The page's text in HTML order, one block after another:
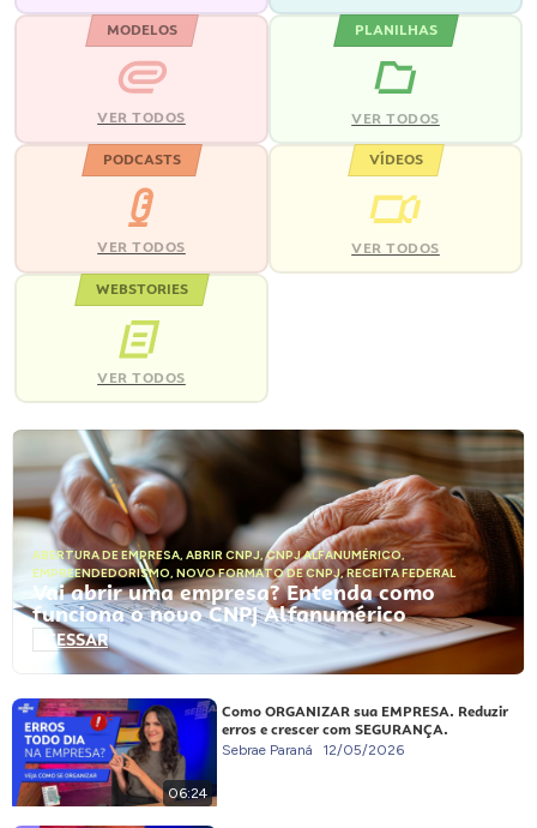
MODELOS
VER TODOS
PLANILHAS
VER TODOS
PODCASTS
VER TODOS
VÍDEOS
VER TODOS
WEBSTORIES
VER TODOS
ABERTURA DE EMPRESA, ABRIR CNPJ,CNPJ ALFANUMÉRICO,
EMPREENDEDORISMO, NOVO FORMATO DE CNPJ,RECEITA FEDERAL
Vai abrir uma empresa? Entenda como
funciona o novo CNPJ Alfanumérico
ACESSAR
06:24
Como ORGANIZAR sua EMPRESA. Reduzir
erros e crescer com SEGURANÇA.
Sebrae Paraná 12/05/2026